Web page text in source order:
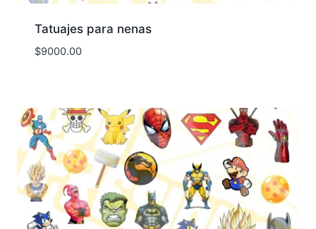
Tatuajes para nenas
$9000.00